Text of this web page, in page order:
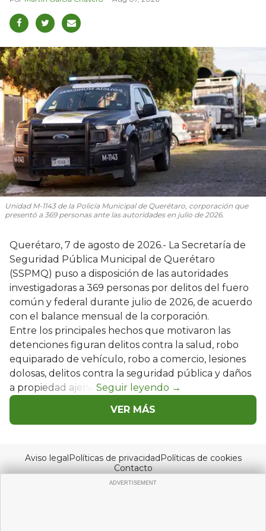
Unidad M-1143 de la Policía Municipal de Querétaro, corporación que
presentó a 369 personas ante las autoridades en julio de 2026.
Querétaro, 7 de agosto de 2026.- La Secretaría de
Seguridad Pública Municipal de Querétaro
(SSPMQ) puso a disposición de las autoridades
investigadoras a 369 personas por delitos del fuero
común y federal durante julio de 2026, de acuerdo
con el balance mensual de la corporación.
Entre los principales hechos que motivaron las
detenciones figuran delitos contra la salud, robo
equiparado de vehículo, robo a comercio, lesiones
dolosas, delitos contra la seguridad pública y daños
a propiedad ajena.
VER MÁS
Aviso legalPolíticas de privacidadPolíticas de cookies
Contacto